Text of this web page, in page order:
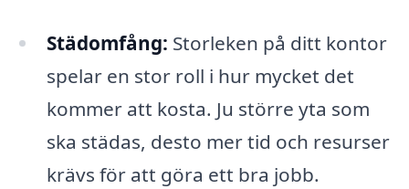
Städomfång: Storleken på ditt kontor
spelar en stor roll i hur mycket det
kommer att kosta. Ju större yta som
ska städas, desto mer tid och resurser
krävs för att göra ett bra jobb.